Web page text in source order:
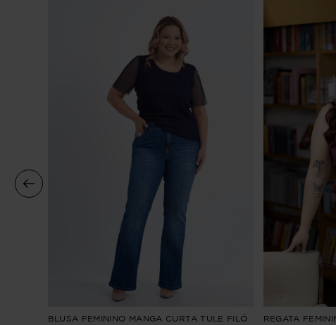
BLUSA FEMININO MANGA CURTA TULE FILÓ REGATA